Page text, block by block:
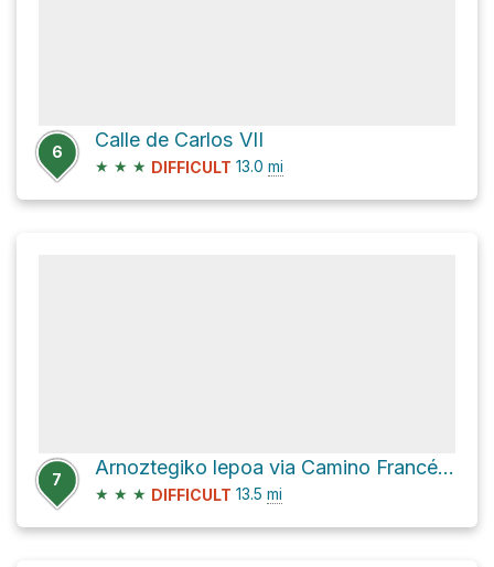
6
Calle de Carlos VII
★ ★ ★ DIFFICULT 13.0 mi
7
Arnoztegiko lepoa via Camino Francés - Frantses Bidea
★ ★ ★ DIFFICULT 13.5 mi